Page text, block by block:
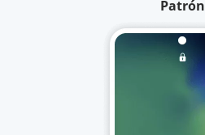
Patrón